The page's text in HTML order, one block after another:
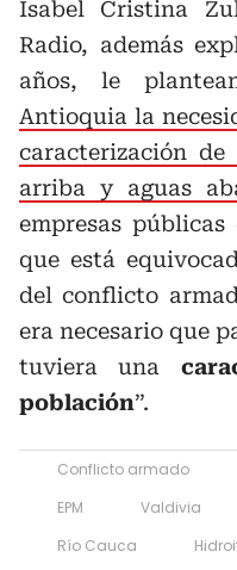
Isabel Cristina
Radio, además
años, le
Antioquia la
caracterización
arriba y aguas
empresas
que está
del conflicto
era necesario que
tuviera una
población”.
Conflicto armado
EPM
Valdivia
Río Cauca